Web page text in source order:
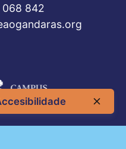
842